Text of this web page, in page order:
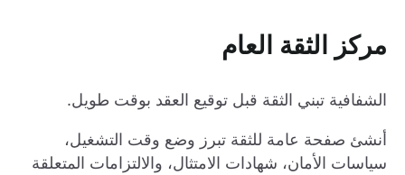
مركز الثقة العام
الشفافية تبني الثقة قبل توقيع العقد بوقت طويل.
أنشئ صفحة عامة للثقة تبرز وضع وقت التشغيل،
سياسات الأمان، شهادات الامتثال، والالتزامات المتعلقة